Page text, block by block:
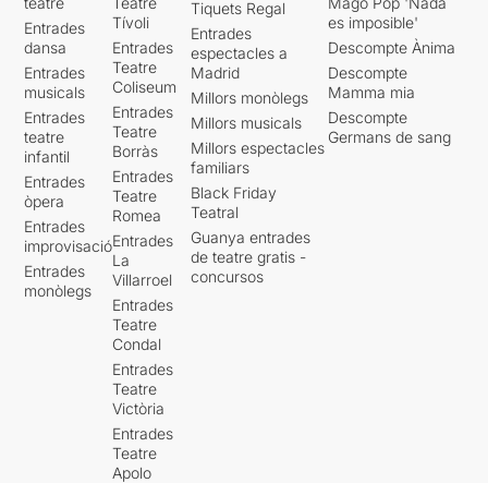
Entrades
dansa
Entrades
musicals
Entrades
teatre
infantil
Entrades
òpera
Entrades
improvisació
Entrades
monòlegs
Tívoli
Entrades
Teatre
Coliseum
Entrades
Teatre
Borràs
Entrades
Teatre
Romea
Entrades
La
Villarroel
Entrades
Teatre
Condal
Entrades
Teatre
Victòria
Entrades
Teatre
Apolo
Tiquets Regal
Entrades
espectacles a
Madrid
Millors monòlegs
Millors musicals
Millors espectacles
familiars
Black Friday
Teatral
Guanya entrades
de teatre gratis -
concursos
es imposible'
Descompte Ànima
Descompte
Mamma mia
Descompte
Germans de sang